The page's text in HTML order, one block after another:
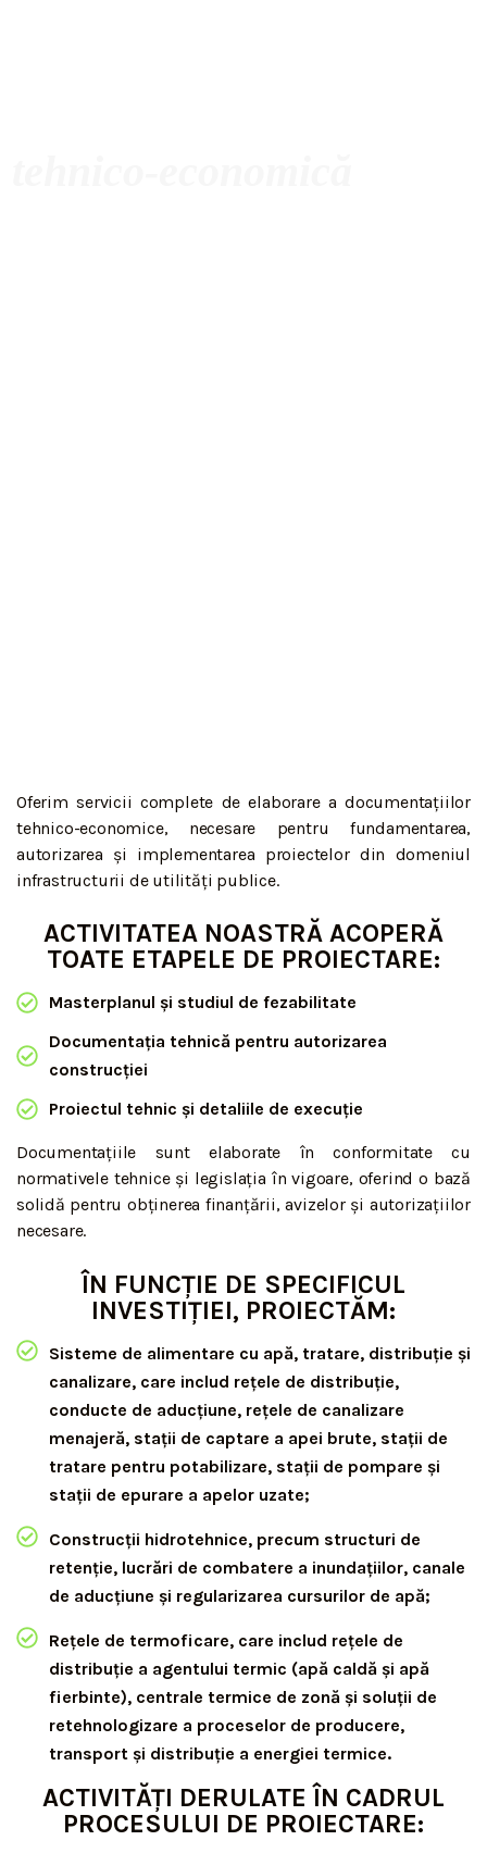
Oferim servicii complete de elaborare a documentațiilor
tehnico-economice, necesare pentru fundamentarea,
autorizarea și implementarea proiectelor din domeniul
infrastructurii de utilități publice.
ACTIVITATEA NOASTRĂ ACOPERĂ
TOATE ETAPELE DE PROIECTARE:
Masterplanul și studiul de fezabilitate
Documentația tehnică pentru autorizarea
construcției
Proiectul tehnic și detaliile de execuție
Documentațiile sunt elaborate în conformitate cu
normativele tehnice și legislația în vigoare, oferind o bază
solidă pentru obținerea finanțării, avizelor și autorizațiilor
necesare.
ÎN FUNCȚIE DE SPECIFICUL
INVESTIȚIEI, PROIECTĂM:
Sisteme de alimentare cu apă, tratare, distribuție și
canalizare, care includ rețele de distribuție,
conducte de aducțiune, rețele de canalizare
menajeră, stații de captare a apei brute, stații de
tratare pentru potabilizare, stații de pompare și
stații de epurare a apelor uzate;
Construcții hidrotehnice, precum structuri de
retenție, lucrări de combatere a inundațiilor, canale
de aducțiune și regularizarea cursurilor de apă;
Rețele de termoficare, care includ rețele de
distribuție a agentului termic (apă caldă și apă
fierbinte), centrale termice de zonă și soluții de
retehnologizare a proceselor de producere,
transport și distribuție a energiei termice.
ACTIVITĂȚI DERULATE ÎN CADRUL
PROCESULUI DE PROIECTARE: